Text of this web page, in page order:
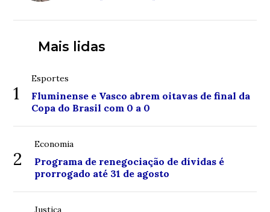
Mais lidas
1
Esportes
Fluminense e Vasco abrem oitavas de final da
Copa do Brasil com 0 a 0
2
Economia
Programa de renegociação de dívidas é
prorrogado até 31 de agosto
Justiça